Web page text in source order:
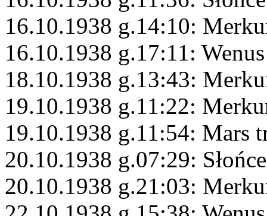
16.10.1938 g.14:10:
16.10.1938 g.17:11:
18.10.1938 g.13:43:
19.10.1938 g.11:22:
19.10.1938 g.11:54: Mars
20.10.1938 g.07:29:
20.10.1938 g.21:03: